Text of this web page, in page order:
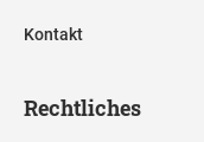
Kontakt
Rechtliches